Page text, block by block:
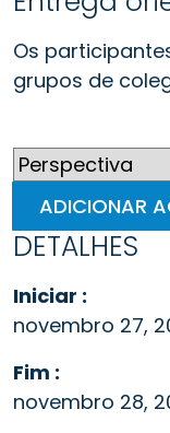
Os
grupos de
ADICIONAR
DETALHES
Iniciar :
novembro 27,
Fim :
novembro 28,